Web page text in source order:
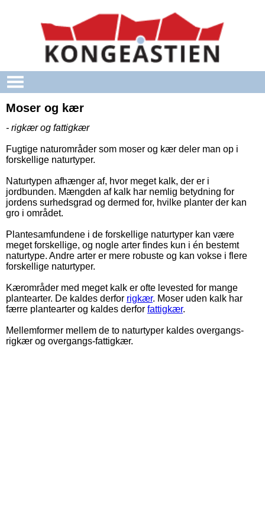
Moser og kær
- rigkær og fattigkær
Fugtige naturområder som moser og kær deler man op i
forskellige naturtyper.
Naturtypen afhænger af, hvor meget kalk, der er i
jordbunden. Mængden af kalk har nemlig betydning for
jordens surhedsgrad og dermed for, hvilke planter der kan
gro i området.
Plantesamfundene i de forskellige naturtyper kan være
meget forskellige, og nogle arter findes kun i én bestemt
naturtype. Andre arter er mere robuste og kan vokse i flere
forskellige naturtyper.
Kærområder med meget kalk er ofte levested for mange
plantearter. De kaldes derfor rigkær. Moser uden kalk har
færre plantearter og kaldes derfor fattigkær.
Mellemformer mellem de to naturtyper kaldes overgangs-
rigkær og overgangs-fattigkær.